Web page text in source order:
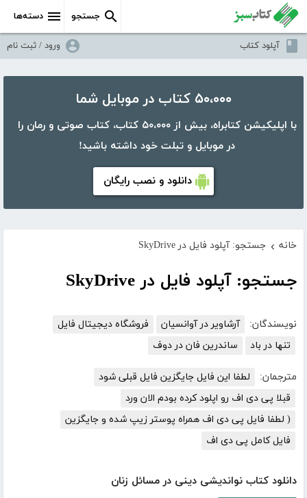
دسته‌ها جستجو
آپلود کتاب ورود / ثبت نام
۵۰،۰۰۰ کتاب در موبایل شما
با اپلیکیشن کتابراه، بیش از ۵۰،۰۰۰ کتاب، کتاب صوتی و رمان را
در موبایل و تبلت خود داشته باشید!
دانلود و نصب رایگان
خانه › جستجو: آپلود فایل در SkyDrive
جستجو: آپلود فایل در SkyDrive
نویسندگان: آرشاویر در آوانسیان
فروشگاه دیجیتال فایل
تنها در باد
ساندرین فان در دوف
مترجمان:
لطفا این فایل جایگزین فایل قبلی شود
قبلا پی دی اف رو اپلود کرده بودم الان ورد
( لطفا فایل پی دی اف همراه پوستر زیپ شده و جایگزین
فایل کامل پی دی اف
دانلود کتاب نواندیشی دینی در مسائل زنان